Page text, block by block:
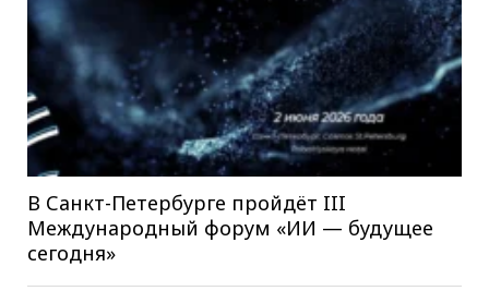
В Санкт-Петербурге пройдёт III
Международный форум «ИИ — будущее
сегодня»